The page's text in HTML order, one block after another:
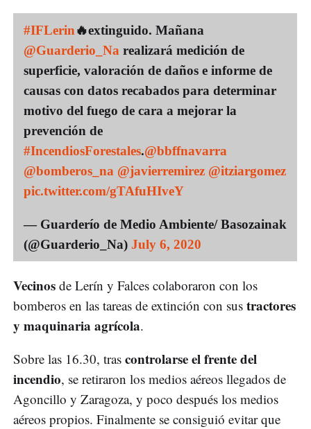
#IFLerin🔥extinguido. Mañana
@Guarderio_Na realizará medición de
superficie, valoración de daños e informe de
causas con datos recabados para determinar
motivo del fuego de cara a mejorar la
prevención de
#IncendiosForestales.@bbffnavarra
@bomberos_na @javierremirez @itziargomez
pic.twitter.com/gTAfuHIveY
— Guarderío de Medio Ambiente/ Basozainak
(@Guarderio_Na) July 6, 2020
Vecinos de Lerín y Falces colaboraron con los
bomberos en las tareas de extinción con sus tractores
y maquinaria agrícola.
Sobre las 16.30, tras controlarse el frente del
incendio, se retiraron los medios aéreos llegados de
Agoncillo y Zaragoza, y poco después los medios
aéreos propios. Finalmente se consiguió evitar que